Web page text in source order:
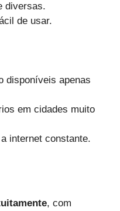
diversas.
de usar.
disponíveis apenas
em cidades muito
internet constante.
, com